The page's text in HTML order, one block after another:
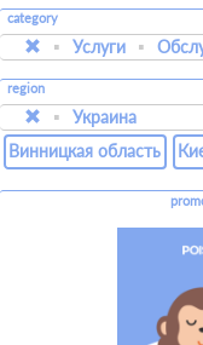
category
Услуги
region
Украина
Винницкая область